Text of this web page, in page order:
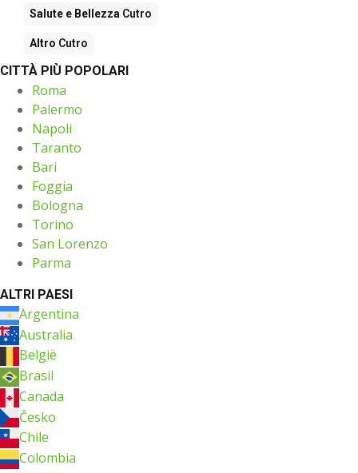
Salute e Bellezza Cutro
Altro Cutro
CITTÀ PIÙ POPOLARI
Roma
Palermo
Napoli
Taranto
Bari
Foggia
Bologna
Torino
San Lorenzo
Parma
ALTRI PAESI
Argentina
Australia
België
Brasil
Canada
Česko
Chile
Colombia